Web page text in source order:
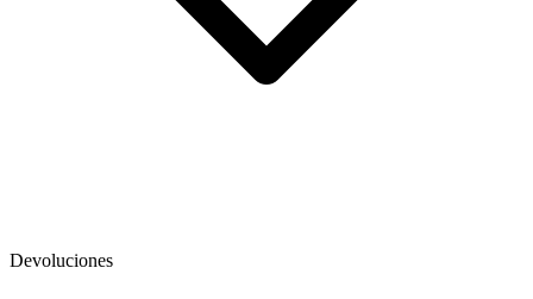
Devoluciones